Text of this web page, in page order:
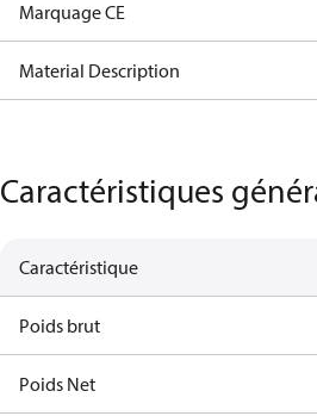
Marquage CE
Material Description
Caractéristiques
Caractéristique
Poids brut
Poids Net